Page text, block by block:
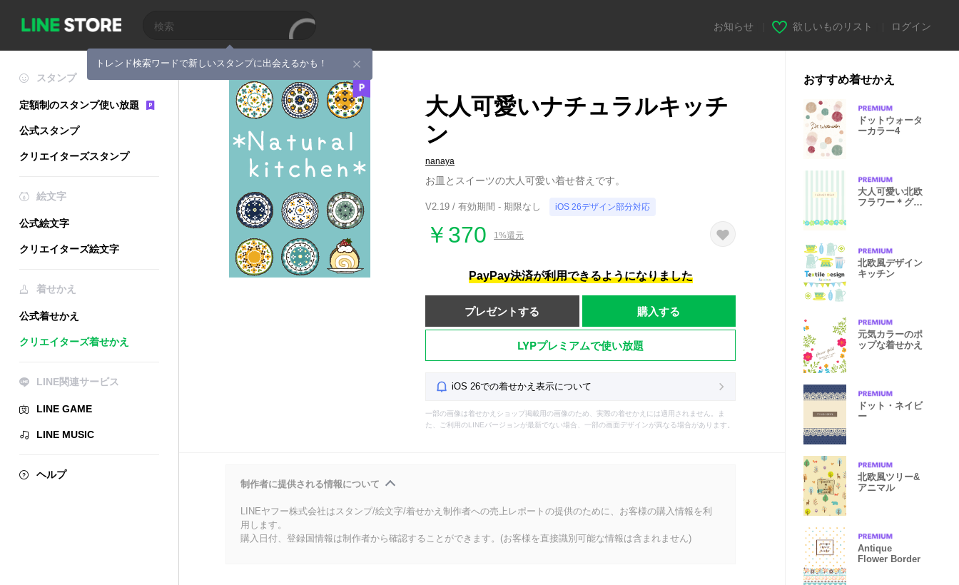
トレンド検索ワードで新しいスタンプに出会えるかも！
お知らせ 欲しいものリスト ログイン
スタンプ
定額制のスタンプ使い放題
公式スタンプ
クリエイターズスタンプ
絵文字
公式絵文字
クリエイターズ絵文字
着せかえ
公式着せかえ
クリエイターズ着せかえ
LINE関連サービス
LINE GAME
LINE MUSIC
ヘルプ
大人可愛いナチュラルキッチ
ン
nanaya
お皿とスイーツの大人可愛い着せ替えです。
V2.19 / 有効期間 - 期限なし iOS 26デザイン部分対応
￥370 1%還元
PayPay決済が利用できるようになりました
プレゼントする 購入する
LYPプレミアムで使い放題
iOS 26での着せかえ表示について
一部の画像は着せかえショップ掲載用の画像のため、実際の着せかえには適用されません。ま
た、ご利用のLINEバージョンが最新でない場合、一部の画面デザインが異なる場合があります。
制作者に提供される情報について
LINEヤフー株式会社はスタンプ/絵文字/着せかえ制作者への売上レポートの提供のために、お客様の購入情報を利
用します。
購入日付、登録国情報は制作者から確認することができます。(お客様を直接識別可能な情報は含まれません)
おすすめ着せかえ
ドットウォータ
ーカラー4
大人可愛い北欧
フラワー＊グリ
北欧風デザイン
キッチン
元気カラーのポ
ップな着せかえ
ドット・ネイビ
ー
北欧風ツリー&
アニマル
Antique
Flower Border